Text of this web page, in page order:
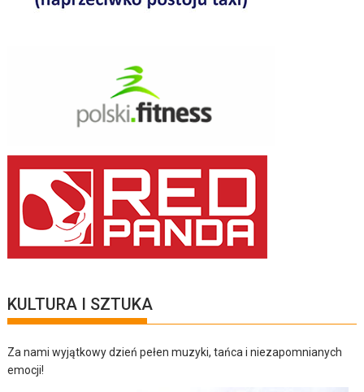
KULTURA I SZTUKA
Za nami wyjątkowy dzień pełen muzyki, tańca i niezapomnianych
emocji!